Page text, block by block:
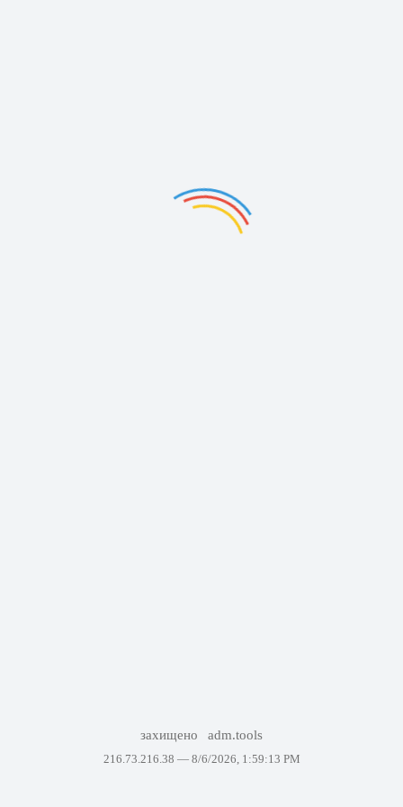
захищено adm.tools
216.73.216.38 — 8/6/2026, 1:59:13 PM